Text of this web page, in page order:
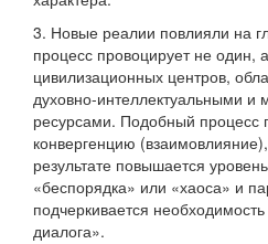
3. Новые реалии повлияли на
процесс провоцирует не один,
цивилизационных центров,
духовно-интеллектуальными и
ресурсами. Подобный процесс
конвергенцию
результате повышается
«беспорядка» или «хаоса» и
подчеркивается
диалога».